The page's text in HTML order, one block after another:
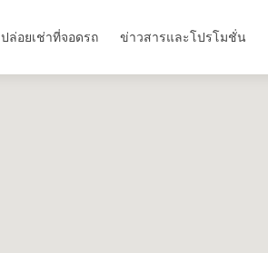
ปล่อยเช่าที่จอดรถ ข่าวสารและโปรโมชั่น